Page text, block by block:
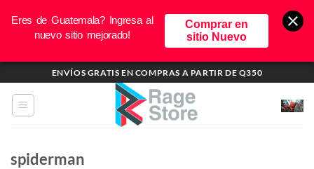
al
contenido
ENVÍOS GRATIS EN COMPRAS A PARTIR DE Q350
spiderman
Eres de Guatemala? Ingresa al
nuevo sitio mejorado!
Comprar en
sitio Nuevo